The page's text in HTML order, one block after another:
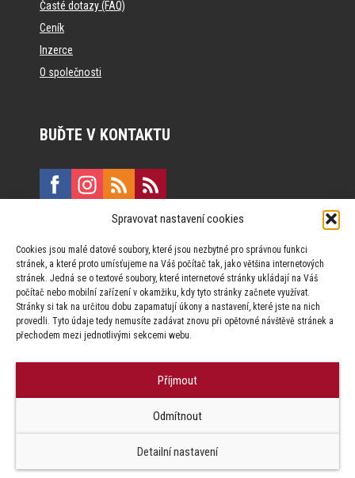
Spravovat nastavení cookies
Cookies jsou malé datové soubory, které jsou nezbytné pro správnou funkci
stránek, a které proto umísťujeme na Váš počítač tak, jako většina internetových
stránek. Jedná se o textové soubory, které internetové stránky ukládají na Váš
počítač nebo mobilní zařízení v okamžiku, kdy tyto stránky začnete využívat.
Stránky si tak na určitou dobu zapamatují úkony a nastavení, které jste na nich
provedli. Tyto údaje tedy nemusíte zadávat znovu při opětovné návštěvě stránek a
přechodem mezi jednotlivými sekcemi webu.
Příjmout
Odmítnout
Detailní nastavení
Časté dotazy (FAQ)
Ceník
Inzerce
O společnosti
BUĎTE V KONTAKTU
Vinohradská 190, 130 00 Praha 3
Za publikovaný obsah odpovídají jednotliví autoři.
Factory s.r.o. zapovězeno.